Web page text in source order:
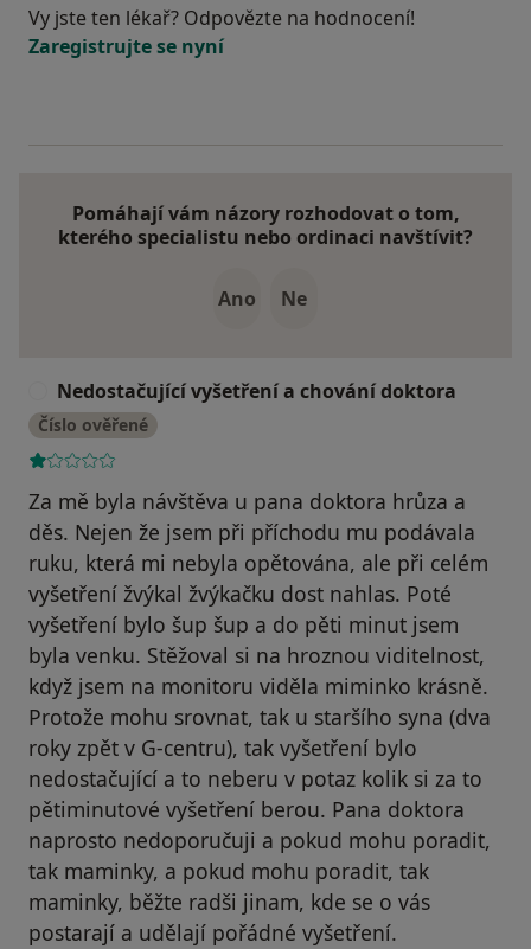
Vy jste ten lékař? Odpovězte na hodnocení!
Zaregistrujte se nyní
Pomáhají vám názory rozhodovat o tom,
kterého specialistu nebo ordinaci navštívit?
Ano Ne
Nedostačující vyšetření a chování doktora
Číslo ověřené
Za mě byla návštěva u pana doktora hrůza a
děs. Nejen že jsem při příchodu mu podávala
ruku, která mi nebyla opětována, ale při celém
vyšetření žvýkal žvýkačku dost nahlas. Poté
vyšetření bylo šup šup a do pěti minut jsem
byla venku. Stěžoval si na hroznou viditelnost,
když jsem na monitoru viděla miminko krásně.
Protože mohu srovnat, tak u staršího syna (dva
roky zpět v G-centru), tak vyšetření bylo
nedostačující a to neberu v potaz kolik si za to
pětiminutové vyšetření berou. Pana doktora
naprosto nedoporučuji a pokud mohu poradit,
tak maminky, a pokud mohu poradit, tak
maminky, běžte radši jinam, kde se o vás
postarají a udělají pořádné vyšetření.